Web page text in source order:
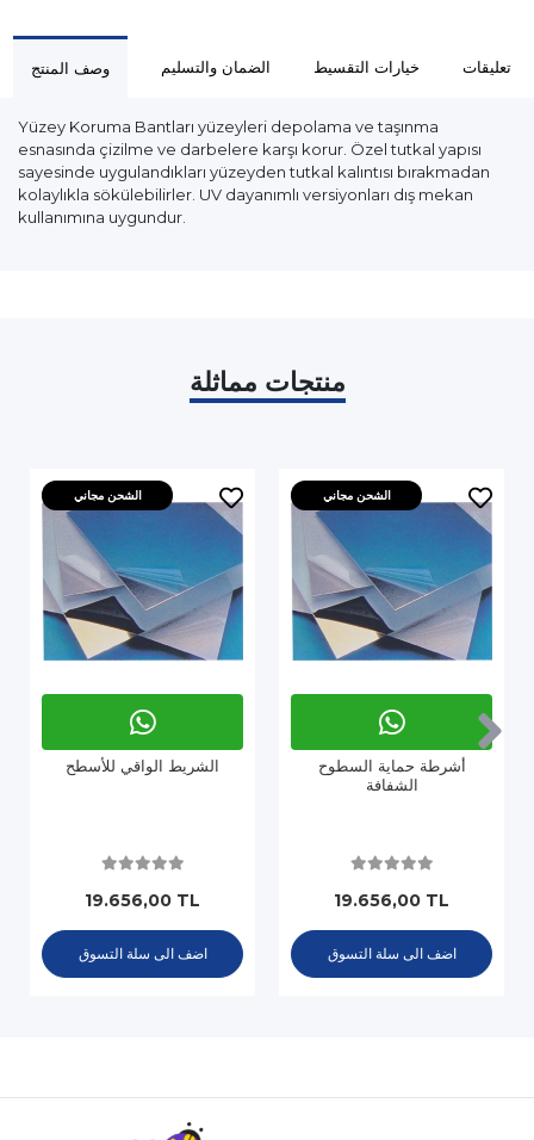
وصف المنتج الضمان والتسليم خيارات التقسيط تعليقات
Yüzey Koruma Bantları yüzeyleri depolama ve taşınma
esnasında çizilme ve darbelere karşı korur. Özel tutkal yapısı
sayesinde uygulandıkları yüzeyden tutkal kalıntısı bırakmadan
kolaylıkla sökülebilirler. UV dayanımlı versiyonları dış mekan
kullanımına uygundur.
منتجات مماثلة
الشحن مجاني
الشريط الواقي للأسطح
19.656,00 TL
اضف الى سلة التسوق
الشحن مجاني
أشرطة حماية السطوح
الشفافة
19.656,00 TL
اضف الى سلة التسوق